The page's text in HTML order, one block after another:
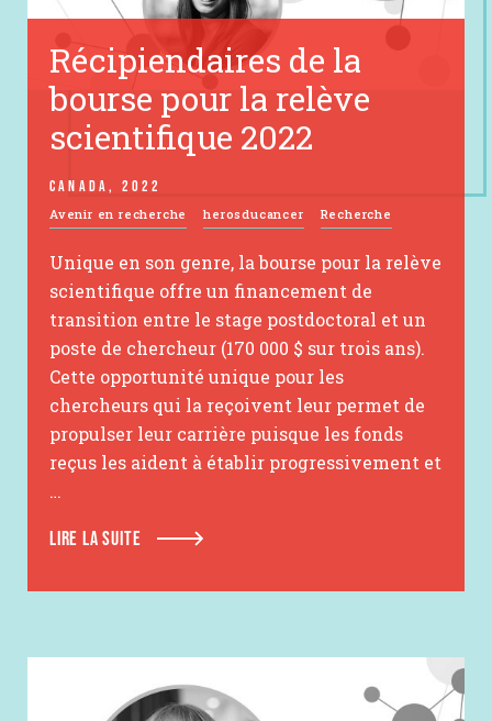
Récipiendaires de la
bourse pour la relève
scientifique 2022
CANADA, 2022
Avenir en recherche herosducancer Recherche
Unique en son genre, la bourse pour la relève
scientifique offre un financement de
transition entre le stage postdoctoral et un
poste de chercheur (170 000 $ sur trois ans).
Cette opportunité unique pour les
chercheurs qui la reçoivent leur permet de
propulser leur carrière puisque les fonds
reçus les aident à établir progressivement et
…
LIRE LA SUITE